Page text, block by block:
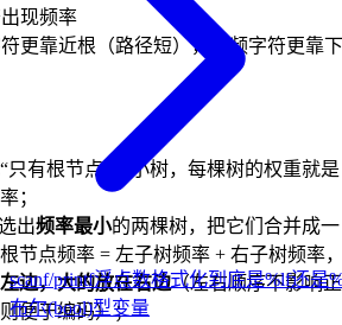
scanf/printf浮点数格式化到底是%lf还是
布尔(bool)型变量
现频率
更靠近根（路径短），低频字符更靠下
只有根节点”的小树，每棵树的权重就是
；
出频率最小的两棵树，把它们合并成一
节点频率 = 左子树频率 + 右子树频率
边，大的放在右边（左右顺序不影响正
便于编码）；